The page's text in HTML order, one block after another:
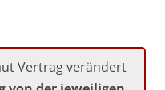
Vertrag verändert